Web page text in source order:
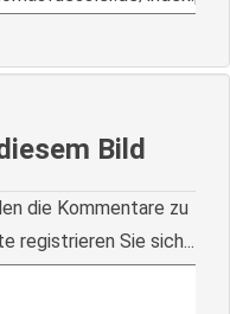
Bild
die Kommentare zu
registrieren Sie sich...